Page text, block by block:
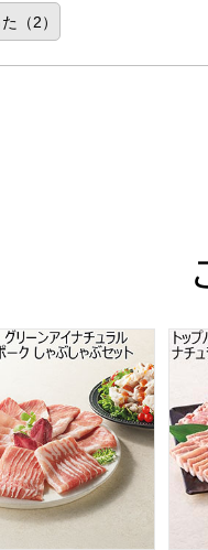
（2）
リュ グリーンアイナチ
ト